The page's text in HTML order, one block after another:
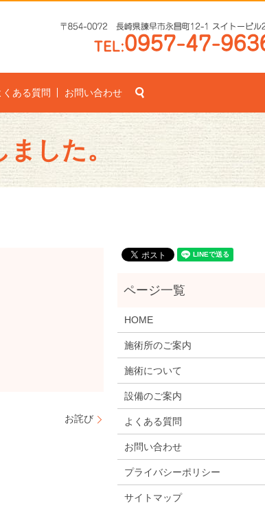
くある質問 お問い合わせ
ました。
お詫び
HOME
施術所のご案内
施術について
設備のご案内
よくある質問
お問い合わせ
プライバシーポリシー
サイトマップ